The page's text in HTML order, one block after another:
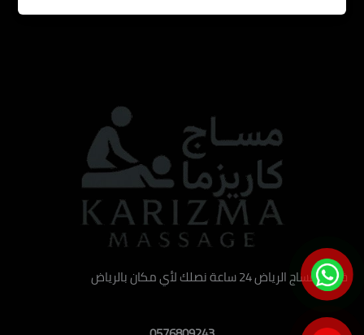
خدمة مساج الرياض 24 ساعة نصلك لأي مكان بالرياض